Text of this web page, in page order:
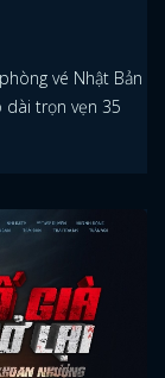
vé Nhật Bản
trọn vẹn 35